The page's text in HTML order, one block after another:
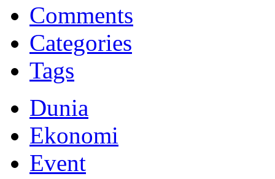
Memberikan yang terbaik sesuai kaidah Islam, kunjungi situs resmi
Comments
Categories
Tags
Dunia
Ekonomi
Event